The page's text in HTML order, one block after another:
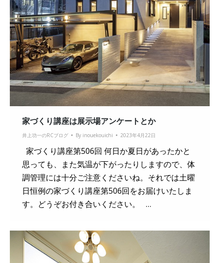
家づくり講座は展示場アンケートとか
井上功一のRCブログ By inouekouichi 2023年4月22日
家づくり講座第506回 何日か夏日があったかと
思っても、また気温が下がったりしますので、体
調管理には十分ご注意くださいね。それでは土曜
日恒例の家づくり講座第506回をお届けいたしま
す。どうぞお付き合いください。 …